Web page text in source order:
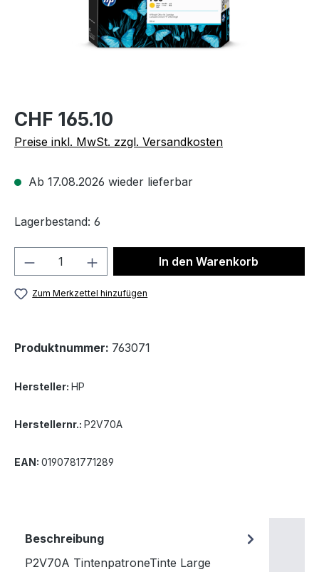
CHF 165.10
Preise inkl. MwSt. zzgl. Versandkosten
Ab 17.08.2026 wieder lieferbar
Lagerbestand: 6
Produkt Anzahl: Gib denIn den Warenkorb
Zum Merkzettel hinzufügen
Produktnummer: 763071
Hersteller: HP
Herstellernr.: P2V70A
EAN: 0190781771289
Beschreibung
P2V70A TintenpatroneTinte Large